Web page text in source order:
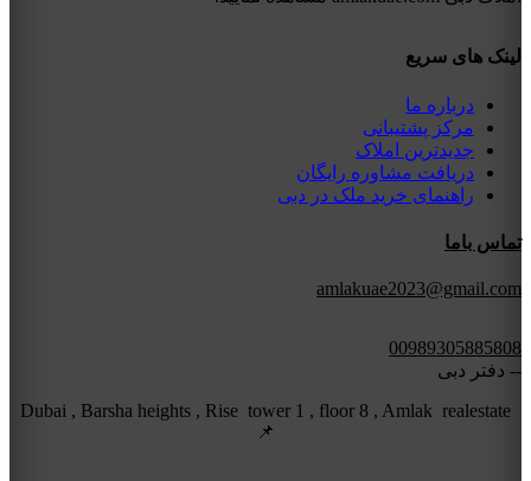
لینک های سریع
درباره ما
مرکز پشتیبانی
جدیدترین املاک
دریافت مشاوره رایگان
راهنمای خرید ملک در دبی
تماس باما
amlakuae2023@gmail.com
00989305885808
-- دفتر دبی
Dubai , Barsha heights , Rise tower 1 , floor 8 , Amlak realestate
📌